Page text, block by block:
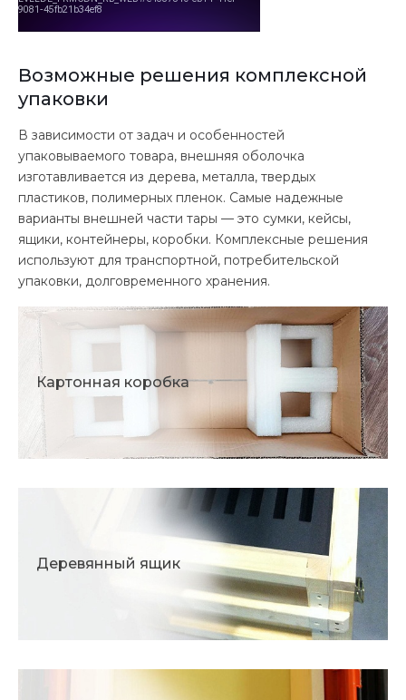
Возможные решения комплексной
упаковки
В зависимости от задач и особенностей
упаковываемого товара, внешняя оболочка
изготавливается из дерева, металла, твердых
пластиков, полимерных пленок. Самые надежные
варианты внешней части тары — это сумки, кейсы,
ящики, контейнеры, коробки. Комплексные решения
используют для транспортной, потребительской
упаковки, долговременного хранения.
Картонная коробка
Деревянный ящик